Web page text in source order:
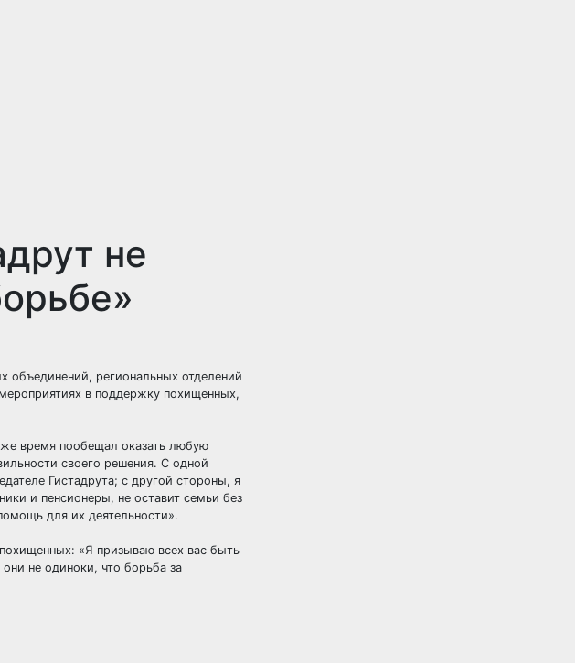
не
объединений, региональных отделений
в поддержку похищенных,
же время пообещал оказать любую
своего решения. С одной
Гистадрута; с другой стороны, я
и пенсионеры, не оставит семьи без
для их деятельности».
«Я призываю всех вас быть
не одиноки, что борьба за